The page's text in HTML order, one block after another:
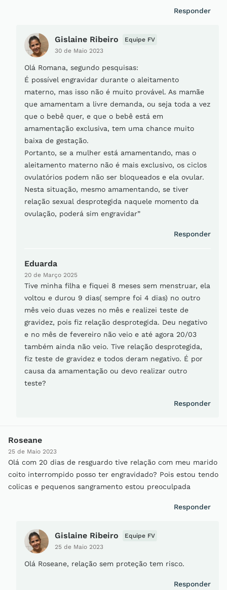
Responder
Gislaine Ribeiro
30 de Maio 2023
Equipe FV
Olá Romana, segundo pesquisas:
É possível engravidar durante o aleitamento
materno, mas isso não é muito provável. As mamãe
que amamentam a livre demanda, ou seja toda a vez
que o bebê quer, e que o bebê está em
amamentação exclusiva, tem uma chance muito
baixa de gestação.
Portanto, se a mulher está amamentando, mas o
aleitamento materno não é mais exclusivo, os ciclos
ovulatórios podem não ser bloqueados e ela ovular.
Nesta situação, mesmo amamentando, se tiver
relação sexual desprotegida naquele momento da
ovulação, poderá sim engravidar”
Responder
Eduarda
20 de Março 2025
Tive minha filha e fiquei 8 meses sem menstruar, ela
voltou e durou 9 dias( sempre foi 4 dias) no outro
mês veio duas vezes no mês e realizei teste de
gravidez, pois fiz relação desprotegida. Deu negativo
e no mês de fevereiro não veio e até agora 20/03
também ainda não veio. Tive relação desprotegida,
fiz teste de gravidez e todos deram negativo. É por
causa da amamentação ou devo realizar outro
teste?
Responder
Roseane
25 de Maio 2023
Olá com 20 dias de resguardo tive relação com meu marido
coito interrompido posso ter engravidado? Pois estou tendo
colicas e pequenos sangramento estou preoculpada
Responder
Gislaine Ribeiro
25 de Maio 2023
Equipe FV
Olá Roseane, relação sem proteção tem risco.
Responder